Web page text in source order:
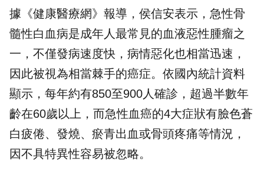
據《健康醫療網》報導，侯信安表示，急性骨
髓性白血病是成年人最常見的血液惡性腫瘤之
一，不僅發病速度快，病情惡化也相當迅速，
因此被視為相當棘手的癌症。依國內統計資料
顯示，每年約有850至900人確診，超過半數年
齡在60歲以上，而急性血癌的4大症狀有臉色蒼
白疲倦、發燒、瘀青出血或骨頭疼痛等情況，
因不具特異性容易被忽略。